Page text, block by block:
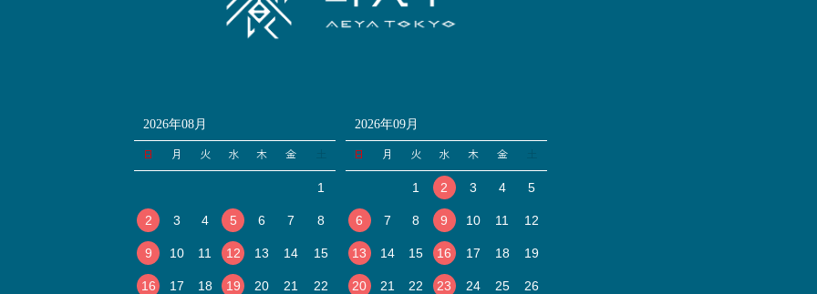
2026年08月
日 月 火 水 木 金
1
2 3 4 5 6 7 8
9 10 11 12 13 14 15
16 17 18 19 20 21 22
2026年09月
日 月 火 水 木 金
1 2 3 4 5
6 7 8 9 10 11 12
13 14 15 16 17 18 19
20 21 22 23 24 25 26